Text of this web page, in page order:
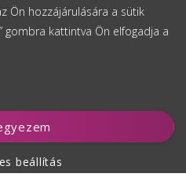
Ön hozzájárulására a sütik
gombra kattintva Ön elfogadja a
beállítás
ad